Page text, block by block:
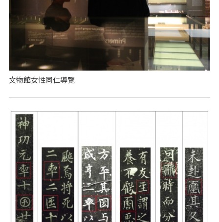
文物館女性同仁導覽